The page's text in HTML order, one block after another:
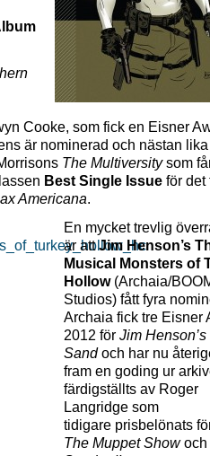
Cooke, som fick en Eisner
är nominerad och nästan
The Multiversitysom
Best Single Issue för det
Americana.
En mycket trevlig
är attJim Henson’s
Musical Monsters of
Hollow(Archaia/
Studios) fått fyra
Archaia fick tre Eisner
2012 för Jim
Sandoch har nu
fram en goding ur
färdigställts av Roger
Langridge som
tidigare prisbelönats
The Muppet Showoch